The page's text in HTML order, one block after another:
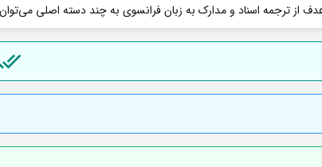
هدف از ترجمه اسناد و مدارک به زبان فرانسوی به چند دسته اصلی